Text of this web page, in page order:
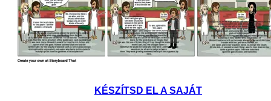
KÉSZÍTSD EL A SAJÁT